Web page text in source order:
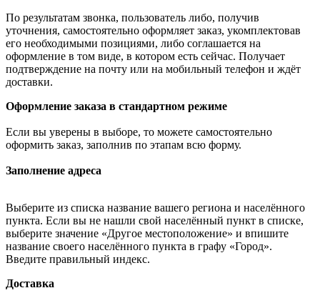
По результатам звонка, пользователь либо, получив
уточнения, самостоятельно оформляет заказ, укомплектовав
его необходимыми позициями, либо соглашается на
оформление в том виде, в котором есть сейчас. Получает
подтверждение на почту или на мобильный телефон и ждёт
доставки.
Оформление заказа в стандартном режиме
Если вы уверены в выборе, то можете самостоятельно
оформить заказ, заполнив по этапам всю форму.
Заполнение адреса
Выберите из списка название вашего региона и населённого
пункта. Если вы не нашли свой населённый пункт в списке,
выберите значение «Другое местоположение» и впишите
название своего населённого пункта в графу «Город».
Введите правильный индекс.
Доставка